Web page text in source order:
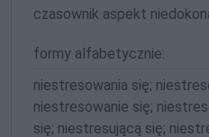
czasownik aspekt
formy alfabetycznie:
niestresowania się;
niestresowanie się;
się; niestresującą się;